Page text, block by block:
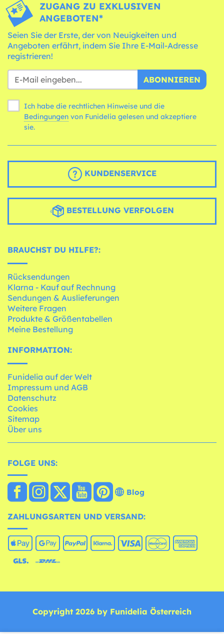
ZUGANG ZU EXKLUSIVEN
ANGEBOTEN*
Seien Sie der Erste, der von Neuigkeiten und
Angeboten erfährt, indem Sie Ihre E-Mail-Adresse
registrieren!
ABONNIEREN
Ich habe die rechtlichen Hinweise und die
Bedingungen
sie.
KUNDENSERVICE
BESTELLUNG VERFOLGEN
BRAUCHST DU HILFE?:
Rücksendungen
Klarna - Kauf auf Rechnung
Sendungen & Auslieferungen
Weitere Fragen
Produkte & Größentabellen
Meine Bestellung
INFORMATION:
Funidelia auf der Welt
Impressum und AGB
Datenschutz
Cookies
Sitemap
Über uns
FOLGE UNS:
Blog
ZAHLUNGSARTEN UND VERSAND:
Copyright 2026 by Funidelia Österreich